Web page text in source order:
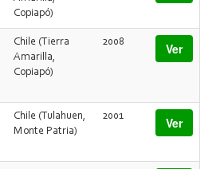
Copiapó)
Chile (Tierra
Amarilla,
Copiapó)
2008 Ver
Chile (Tulahuen,
Monte Patria)
2001 Ver